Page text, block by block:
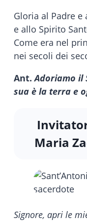
Gloria al Padre e
e allo Spirito
Come era nel
nei secoli dei
Ant.Adoriamo il
sua è la terra e
Maria
Signore, apri le